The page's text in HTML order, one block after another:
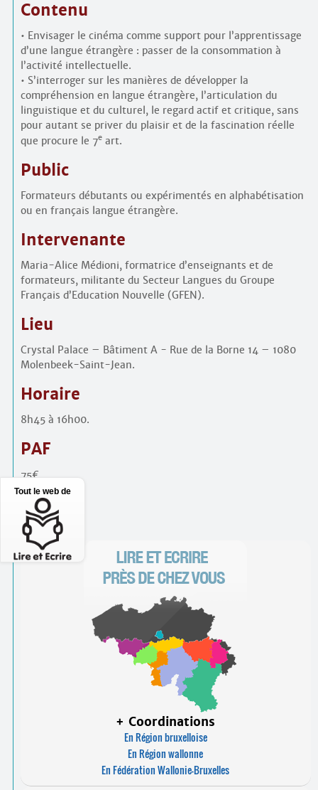
Contenu
• Envisager le cinéma comme support pour l’apprentissage
d’une langue étrangère : passer de la consommation à
l’activité intellectuelle.
• S’interroger sur les manières de développer la
compréhension en langue étrangère, l’articulation du
linguistique et du culturel, le regard actif et critique, sans
pour autant se priver du plaisir et de la fascination réelle
que procure le 7eart.
Public
Formateurs débutants ou expérimentés en alphabétisation
ou en français langue étrangère.
Intervenante
Maria-Alice Médioni, formatrice d’enseignants et de
formateurs, militante du Secteur Langues du Groupe
Français d’Education Nouvelle (GFEN).
Lieu
Crystal Palace – Bâtiment A - Rue de la Borne 14 – 1080
Molenbeek-Saint-Jean.
Horaire
8h45 à 16h00.
PAF
75€
Inscription…
+ Coordinations
En Région bruxelloise
En Région wallonne
En Fédération Wallonie-Bruxelles
Tout le web de